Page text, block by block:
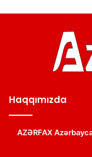
Haqqımızda
AZƏRFAX